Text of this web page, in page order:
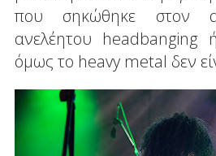
που σηκώθηκε στον
ανελέητου headbanging
όμως το heavy metal δεν